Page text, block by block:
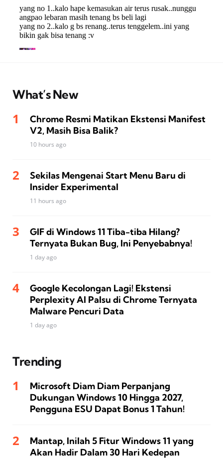
What’s New
Chrome Resmi Matikan Ekstensi Manifest
V2, Masih Bisa Balik?
10 hours ago
Sekilas Mengenai Start Menu Baru di
Insider Experimental
11 hours ago
GIF di Windows 11 Tiba-tiba Hilang?
Ternyata Bukan Bug, Ini Penyebabnya!
1 day ago
Google Kecolongan Lagi! Ekstensi
Perplexity AI Palsu di Chrome Ternyata
Malware Pencuri Data
1 day ago
Trending
Microsoft Diam Diam Perpanjang
Dukungan Windows 10 Hingga 2027,
Pengguna ESU Dapat Bonus 1 Tahun!
Mantap, Inilah 5 Fitur Windows 11 yang
Akan Hadir Dalam 30 Hari Kedepan